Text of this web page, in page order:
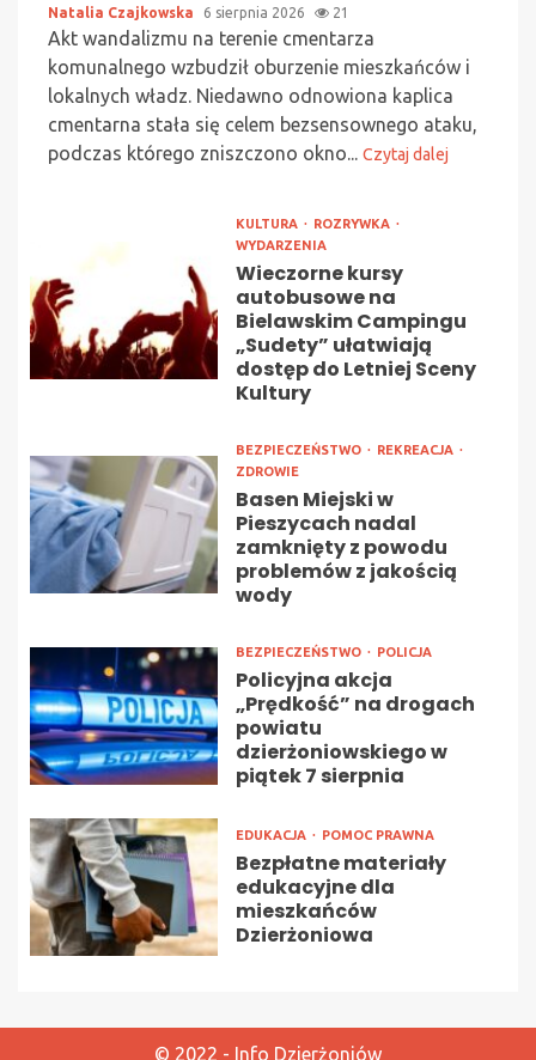
Natalia Czajkowska 6 sierpnia 2026 21
Akt wandalizmu na terenie cmentarza
komunalnego wzbudził oburzenie mieszkańców i
lokalnych władz. Niedawno odnowiona kaplica
cmentarna stała się celem bezsensownego ataku,
podczas którego zniszczono okno... Czytaj dalej
KULTURA
ROZRYWKA
WYDARZENIA
Wieczorne kursy
autobusowe na
Bielawskim Campingu
„Sudety” ułatwiają
dostęp do Letniej Sceny
Kultury
BEZPIECZEŃSTWO
REKREACJA
ZDROWIE
Basen Miejski w
Pieszycach nadal
zamknięty z powodu
problemów z jakością
wody
BEZPIECZEŃSTWO POLICJA
Policyjna akcja
„Prędkość” na drogach
powiatu
dzierżoniowskiego w
piątek 7 sierpnia
EDUKACJA POMOC PRAWNA
Bezpłatne materiały
edukacyjne dla
mieszkańców
Dzierżoniowa
© 2022 - Info Dzierżoniów